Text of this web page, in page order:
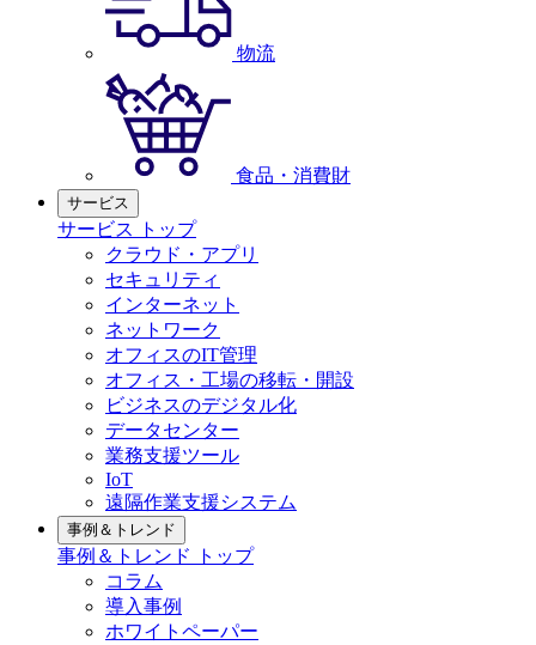
物流
食品・消費財
サービス
サービス トップ
クラウド・アプリ
セキュリティ
インターネット
ネットワーク
オフィスのIT管理
オフィス・工場の移転・開設
ビジネスのデジタル化
データセンター
業務支援ツール
IoT
遠隔作業支援システム
事例＆トレンド
事例＆トレンド トップ
コラム
導入事例
ホワイトペーパー